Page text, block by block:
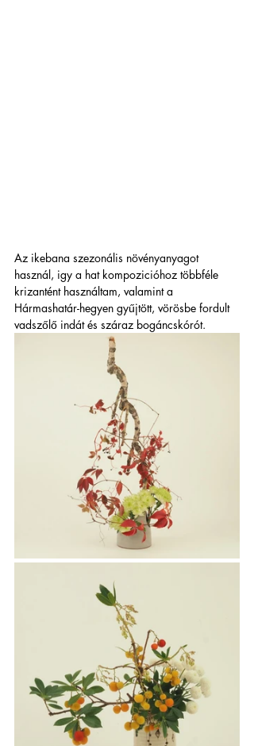
Az ikebana szezonális növényanyagot
használ, igy a hat kompozicióhoz többféle
krizantént használtam, valamint a
Hármashatár-hegyen gyűjtött, vörösbe fordult
vadszőlő indát és száraz bogáncskórót.